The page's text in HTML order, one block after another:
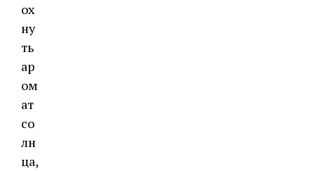
ох
ну
ть
ар
ом
ат
со
лн
ца,